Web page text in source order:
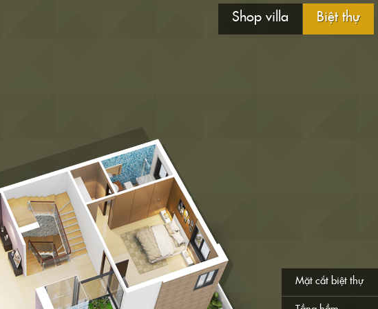
Shop villa Biệt thự
Mặt cắt biệt thự